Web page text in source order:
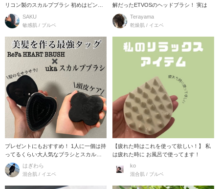
リコン製のスカルプブラシ 初めはピンク
色のソフト
SAKU
敏感肌 / ブルベ
解だったETVOSのヘッドブラシ！ 実は
Terayama
乾燥肌 / イエベ
プレゼントにもおすすめ！ 1人に一個は持
ってるくらい大人気なブラシとスカルプ
ブラシの紹介
はぎわら
混合肌 / イエベ
【疲れた時はこれを使って欲しい！】 私
は疲れた時に お風呂で使ってます！
ko
混合肌 / ブルベ